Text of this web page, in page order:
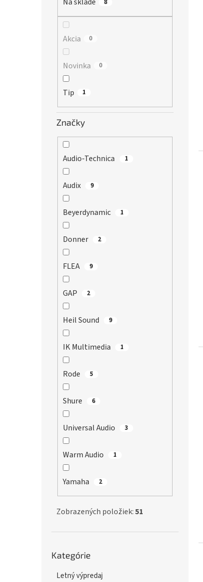
8
Akcia 0
Novinka 0
Tip 1
Značky
Audio-Technica 1
Audix 9
Beyerdynamic 1
Donner 2
FLEA 9
GAP 2
Heil Sound 9
IK Multimedia 1
Rode 5
Shure 6
Universal Audio 3
Warm Audio 1
Yamaha 2
Zobrazených položiek:51
kategórie
Kategórie
Letný výpredaj